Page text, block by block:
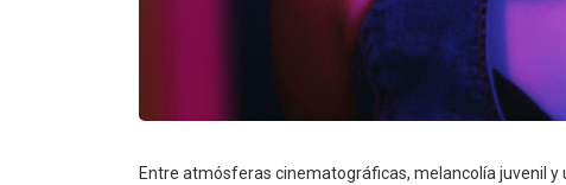
Entre atmósferas cinematográficas, melancolía juvenil